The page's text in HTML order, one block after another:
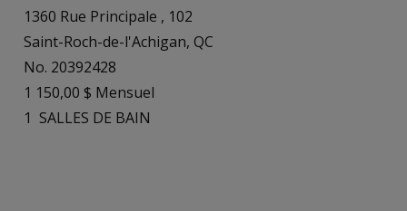
1360 Rue Principale , 102
Saint-Roch-de-l'Achigan, QC
No. 20392428
1 150,00 $ Mensuel
1 SALLES DE BAIN